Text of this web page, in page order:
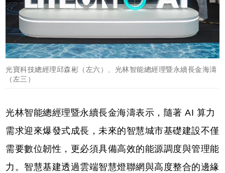
光寶科技總經理邱森彬（左六）、光林智能總經理暨永續長金海濤
（左三）
光林智能總經理暨永續長金海濤表示，隨著 AI 算力
需求迎來爆發式成長，未來的智慧城市基礎建設不僅
需要數位韌性，更必須具備高效的能源調度與管理能
力。智慧基建透過雲端智慧燈聯網與高度整合的邊緣